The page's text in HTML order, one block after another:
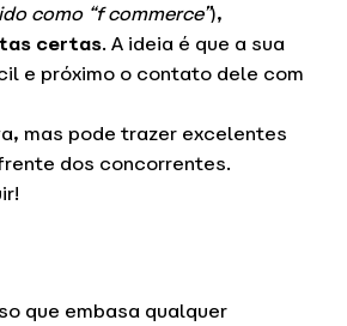
como “f commerce”),
certas. A ideia é que a sua
e próximo o contato dele com
mas pode trazer excelentes
dos concorrentes.
que embasa qualquer